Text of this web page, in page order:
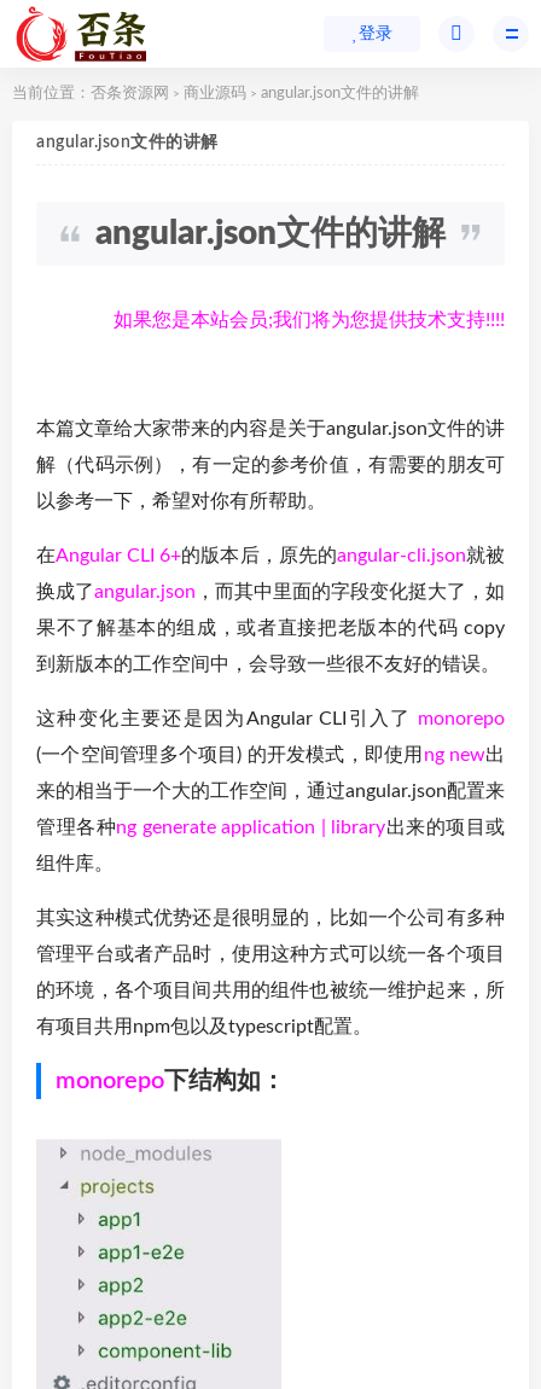
登录
当前位置： 否条资源网 > 商业源码 > angular.json文件的讲解
angular.json文件的讲解
angular.json文件的讲解
如果您是本站会员;我们将为您提供技术支持!!!!
本篇文章给大家带来的内容是关于angular.json文件的讲
解（代码示例），有一定的参考价值，有需要的朋友可
以参考一下，希望对你有所帮助。
在Angular CLI 6+的版本后，原先的angular-cli.json就被
换成了angular.json ，而其中里面的字段变化挺大了，如
果不了解基本的组成，或者直接把老版本的代码 copy
到新版本的工作空间中，会导致一些很不友好的错误。
这种变化主要还是因为Angular CLI引入了 monorepo
(一个空间管理多个项目) 的开发模式，即使用 ng new出
来的相当于一个大的工作空间，通过angular.json配置来
管理各种ng generate application | library出来的项目或
组件库。
其实这种模式优势还是很明显的，比如一个公司有多种
管理平台或者产品时，使用这种方式可以统一各个项目
的环境，各个项目间共用的组件也被统一维护起来，所
有项目共用npm包以及typescript配置。
monorepo 下结构如：